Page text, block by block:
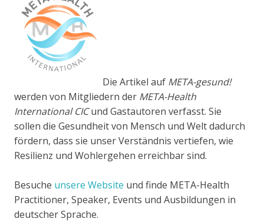
Die Artikel auf META-gesund!
werden von Mitgliedern der META-Health
International CICund Gastautoren verfasst. Sie
sollen die Gesundheit von Mensch und Welt dadurch
fördern, dass sie unser Verständnis vertiefen, wie
Resilienz und Wohlergehen erreichbar sind.
Besuche unsere Website und finde META-Health
Practitioner, Speaker, Events und Ausbildungen in
deutscher Sprache.